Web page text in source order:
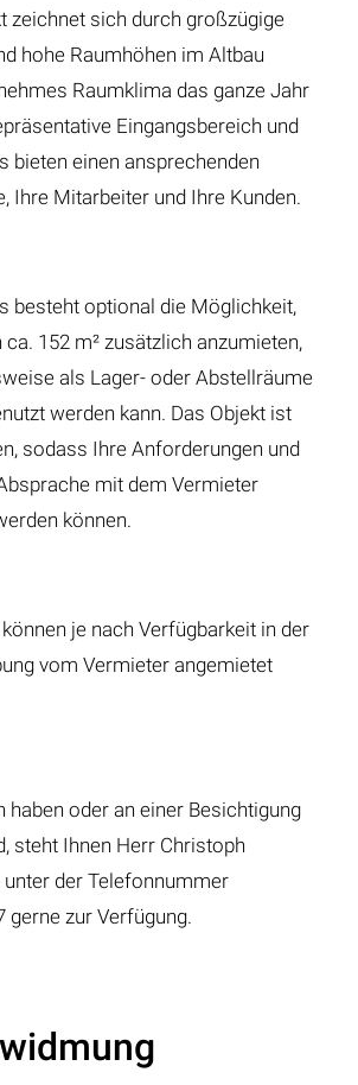
zeichnet sich durch großzügige
hohe Raumhöhen im Altbau
Raumklima das ganze Jahr
Eingangsbereich und
bieten einen ansprechenden
Ihre Mitarbeiter und Ihre Kunden.
besteht optional die Möglichkeit,
152 m² zusätzlich anzumieten,
als Lager- oder Abstellräume
werden kann. Das Objekt ist
sodass Ihre Anforderungen und
mit dem Vermieter
können.
je nach Verfügbarkeit in der
vom Vermieter angemietet
haben oder an einer Besichtigung
steht Ihnen Herr Christoph
unter der Telefonnummer
gerne zur Verfügung.